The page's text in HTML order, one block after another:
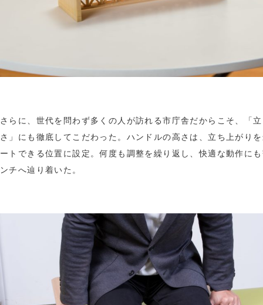
さらに、世代を問わず多くの人が訪れる市庁舎だからこそ、「
さ」にも徹底してこだわった。ハンドルの高さは、立ち上がり
ートできる位置に設定。何度も調整を繰り返し、快適な動作に
ンチへ辿り着いた。